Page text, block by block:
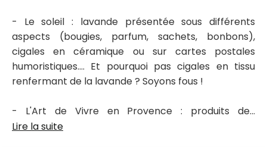
- Le soleil : lavande présentée sous différents
aspects (bougies, parfum, sachets, bonbons),
cigales en céramique ou sur cartes postales
humoristiques.... Et pourquoi pas cigales en tissu
renfermant de la lavande ? Soyons fous !
- L'Art de Vivre en Provence : produits de...
Lire la suite